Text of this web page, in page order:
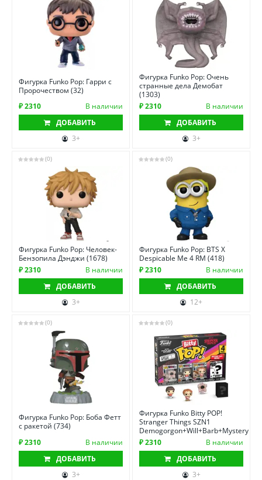
Фигурка Funko Pop: Гарри с
Пророчеством (32)
₽ 2310
В наличии
ДОБАВИТЬ
3+
Фигурка Funko Pop: Очень
странные дела Демобат
(1303)
₽ 2310
В наличии
ДОБАВИТЬ
3+
(0)
Фигурка Funko Pop: Человек-
Бензопила Дэнджи (1678)
₽ 2310
В наличии
ДОБАВИТЬ
3+
(0)
Фигурка Funko Pop: BTS X
Despicable Me 4 RM (418)
₽ 2310
В наличии
ДОБАВИТЬ
12+
(0)
Фигурка Funko Pop: Боба Фетт
с ракетой (734)
₽ 2310
В наличии
ДОБАВИТЬ
3+
(0)
Фигурка Funko Bitty POP!
Stranger Things SZN1
Demogorgon+Will+Barb+Mystery
₽ 2310
В наличии
ДОБАВИТЬ
3+